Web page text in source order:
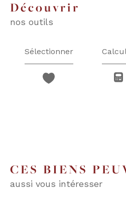
découvrir
nos outils
Sélectionner
CES BIENS
aussi vous intéresser